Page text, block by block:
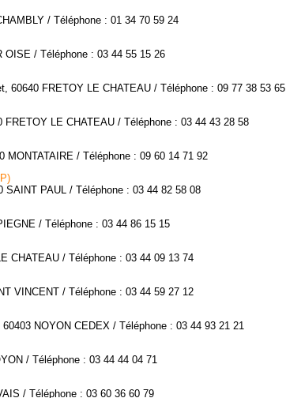
/ Téléphone : 01 34 70 59 24
OISE / Téléphone : 03 44 55 15 26
60640 FRETOY LE CHATEAU / Téléphone : 09 77 38 53 65
FRETOY LE CHATEAU / Téléphone : 03 44 43 28 58
MONTATAIRE / Téléphone : 09 60 14 71 92
SAINT PAUL / Téléphone : 03 44 82 58 08
/ Téléphone : 03 44 86 15 15
CHATEAU / Téléphone : 03 44 09 13 74
VINCENT / Téléphone : 03 44 59 27 12
NOYON CEDEX / Téléphone : 03 44 93 21 21
/ Téléphone : 03 44 44 04 71
/ Téléphone : 03 60 36 60 79